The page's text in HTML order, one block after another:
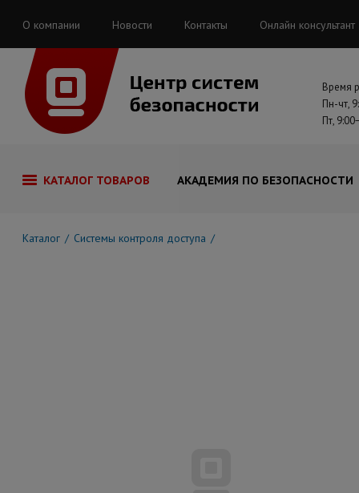
О компании Новости Контакты Онлайн консультант
Время
Пн-чт,
Пт,
КАТАЛОГ ТОВАРОВ АКАДЕМИЯ ПО БЕЗОПАСНОСТИ
Каталог Системы контроля доступа